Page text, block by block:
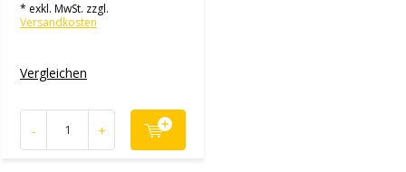
* exkl. MwSt. zzgl.
Versandkosten
Vergleichen
- +